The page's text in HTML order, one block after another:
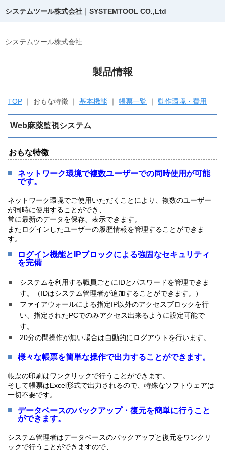
システムツール株式会社｜SYSTEMTOOL CO.,Ltd
システムツール株式会社
製品情報
TOP ｜ おもな特徴 ｜ 基本機能 ｜ 帳票一覧 ｜ 動作環境・費用
Web麻薬監視システム
おもな特徴
ネットワーク環境で複数ユーザーでの同時使用が可能
です。
ネットワーク環境でご使用いただくことにより、複数のユーザー
が同時に使用することができ、
常に最新のデータを保存、表示できます。
またログインしたユーザーの履歴情報を管理することができま
す。
ログイン機能とIPブロックによる強固なセキュリティ
を完備
システムを利用する職員ごとにIDとパスワードを管理できま
す。（IDはシステム管理者が追加することができます。）
ファイアウォールによる指定IP以外のアクセスブロックを行
い、指定されたPCでのみアクセス出来るように設定可能で
す。
20分の間操作が無い場合は自動的にログアウトを行います。
様々な帳票を簡単な操作で出力することができます。
帳票の印刷はワンクリックで行うことができます。
そして帳票はExcel形式で出力されるので、特殊なソフトウェアは
一切不要です。
データベースのバックアップ・復元を簡単に行うこと
ができます。
システム管理者はデータベースのバックアップと復元をワンクリ
ックで行うことができますので、